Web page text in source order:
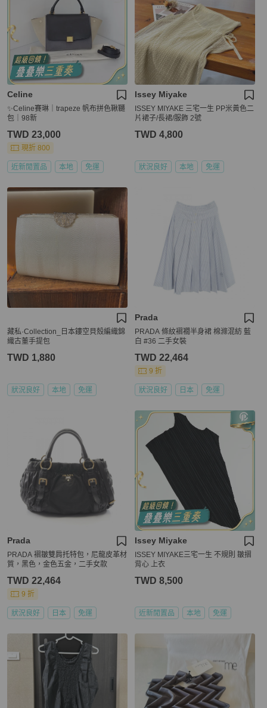
Celine
✨Celine賽琳｜trapeze 帆布拼色鞦韆
包｜98新
TWD 23,000
現折 800
近新閒置品 本地 免運
Issey Miyake
ISSEY MIYAKE 三宅一生 PP米黃色二
片裙子/長裙/服飾 2號
TWD 4,800
狀況良好 本地 免運
藏私·Collection_日本鏤空貝殼編織錦
織古董手提包
TWD 1,880
狀況良好 本地 免運
Prada
PRADA 條紋褶襉半身裙 棉滌混紡 藍
白 #36 二手女裝
TWD 22,464
9 折
狀況良好 日本 免運
Prada
PRADA 褶皺雙肩托特包，尼龍皮革材
質，黑色，金色五金，二手女款
TWD 22,464
9 折
狀況良好 日本 免運
Issey Miyake
ISSEY MIYAKE三宅一生 不規則 皺摺
背心 上衣
TWD 8,500
近新閒置品 本地 免運